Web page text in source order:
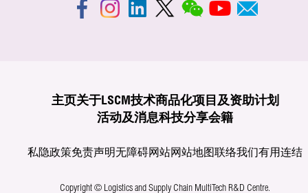
主页关于LSCM技术商品化项目及资助计划
活动及消息科技分享会籍
私隐政策免责声明无障碍网站网站地图联络我们有用连结
Copyright © Logistics and Supply Chain MultiTech R&D Centre.